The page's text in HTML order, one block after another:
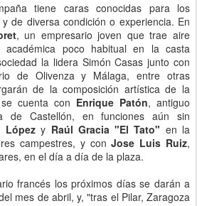
tiene caras conocidas para los
de diversa condición o experiencia. En
, un empresario joven que trae aire
poco habitual en la casta
la lidera Simón Casas junto con
de Olivenza y Málaga, entre otras
de la composición artística de la
cuenta con Enrique Patón, antiguo
de Castellón, en funciones aún sin
Lópezy Raúl Gracia "El Tato" en la
campestres, y conJose Luis Ruiz,
en el día a día de la plaza.
francés los próximos días se darán a
mes de abril, y, "tras el Pilar, Zaragoza